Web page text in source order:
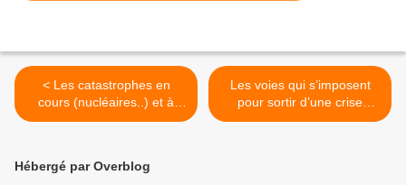
< Les catastrophes en
cours (nucléaires..) et à
venir - Scientifiques
Les voies qui s’imposent
pour sortir d’une crise
financière qui menace la
Hébergé par Overblog